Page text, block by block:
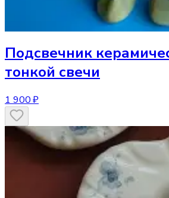
Подсвечник
тонкой свечи
1 900 ₽